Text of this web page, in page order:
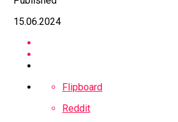
15.06.2024
Flipboard
Reddit